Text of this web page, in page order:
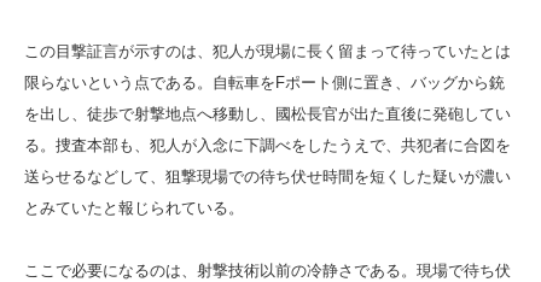
この目撃証言が示すのは、犯人が現場に長く留まって待っていたとは
限らないという点である。自転車をFポート側に置き、バッグから銃
を出し、徒歩で射撃地点へ移動し、國松長官が出た直後に発砲してい
る。捜査本部も、犯人が入念に下調べをしたうえで、共犯者に合図を
送らせるなどして、狙撃現場での待ち伏せ時間を短くした疑いが濃い
とみていたと報じられている。
ここで必要になるのは、射撃技術以前の冷静さである。現場で待ち伏